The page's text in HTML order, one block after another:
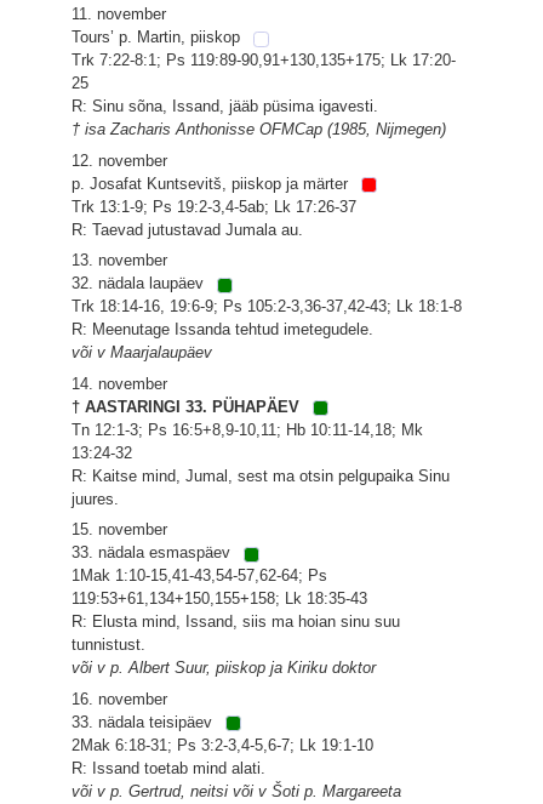
11. november
Tours’ p. Martin, piiskop
Trk 7:22-8:1; Ps 119:89-90,91+130,135+175; Lk 17:20-
25
R: Sinu sõna, Issand, jääb püsima igavesti.
† isa Zacharis Anthonisse OFMCap (1985, Nijmegen)
12. november
p. Josafat Kuntsevitš, piiskop ja märter
Trk 13:1-9; Ps 19:2-3,4-5ab; Lk 17:26-37
R: Taevad jutustavad Jumala au.
13. november
32. nädala laupäev
Trk 18:14-16, 19:6-9; Ps 105:2-3,36-37,42-43; Lk 18:1-8
R: Meenutage Issanda tehtud imetegudele.
või v Maarjalaupäev
14. november
† AASTARINGI 33. PÜHAPÄEV
Tn 12:1-3; Ps 16:5+8,9-10,11; Hb 10:11-14,18; Mk
13:24-32
R: Kaitse mind, Jumal, sest ma otsin pelgupaika Sinu
juures.
15. november
33. nädala esmaspäev
1Mak 1:10-15,41-43,54-57,62-64; Ps
119:53+61,134+150,155+158; Lk 18:35-43
R: Elusta mind, Issand, siis ma hoian sinu suu
tunnistust.
või v p. Albert Suur, piiskop ja Kiriku doktor
16. november
33. nädala teisipäev
2Mak 6:18-31; Ps 3:2-3,4-5,6-7; Lk 19:1-10
R: Issand toetab mind alati.
või v p. Gertrud, neitsi või v Šoti p. Margareeta